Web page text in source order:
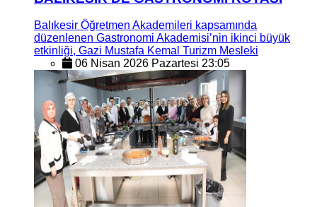
Balıkesir Öğretmen Akademileri kapsamında
düzenlenen Gastronomi Akademisi’nin ikinci büyük
etkinliği, Gazi Mustafa Kemal Turizm Mesleki
06 Nisan 2026 Pazartesi 23:05